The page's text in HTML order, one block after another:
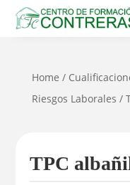
Home /
Riesgos Laborales /
TPC